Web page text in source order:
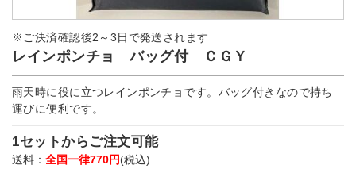
※ご決済確認後2～3日で発送されます
レインポンチョ バッグ付 ＣＧＹ
雨天時に役に立つレインポンチョです。バッグ付きなので持ち
運びに便利です。
1セットからご注文可能
送料： 全国一律770円(税込)